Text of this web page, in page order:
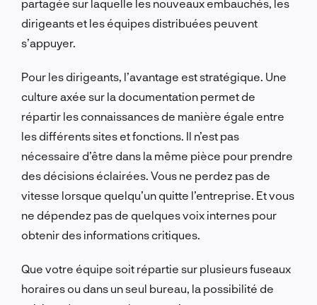
partagée sur laquelle les nouveaux embauchés, les
dirigeants et les équipes distribuées peuvent
s’appuyer.
Pour les dirigeants, l’avantage est stratégique. Une
culture axée sur la documentation permet de
répartir les connaissances de manière égale entre
les différents sites et fonctions. Il n’est pas
nécessaire d’être dans la même pièce pour prendre
des décisions éclairées. Vous ne perdez pas de
vitesse lorsque quelqu’un quitte l’entreprise. Et vous
ne dépendez pas de quelques voix internes pour
obtenir des informations critiques.
Que votre équipe soit répartie sur plusieurs fuseaux
horaires ou dans un seul bureau, la possibilité de